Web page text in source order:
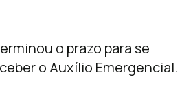
o prazo para se
o Auxílio Emergencial.